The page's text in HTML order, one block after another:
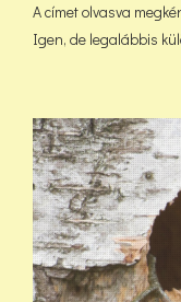
A címet olvasva
Igen, de legalábbis